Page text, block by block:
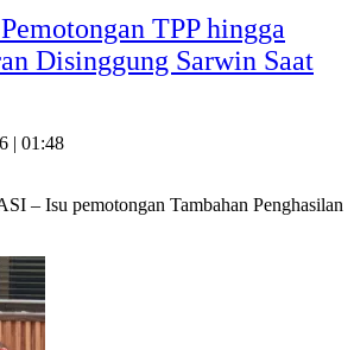
TPP hingga
Disinggung Sarwin Saat
| 01:48
– Isu pemotongan Tambahan Penghasilan